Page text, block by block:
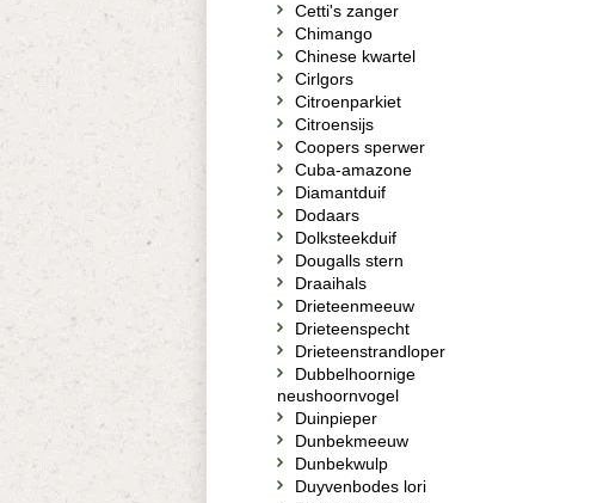
Cetti's zanger
Chimango
Chinese kwartel
Cirlgors
Citroenparkiet
Citroensijs
Coopers sperwer
Cuba-amazone
Diamantduif
Dodaars
Dolksteekduif
Dougalls stern
Draaihals
Drieteenmeeuw
Drieteenspecht
Drieteenstrandloper
Dubbelhoornige
neushoornvogel
Duinpieper
Dunbekmeeuw
Dunbekwulp
Duyvenbodes lori